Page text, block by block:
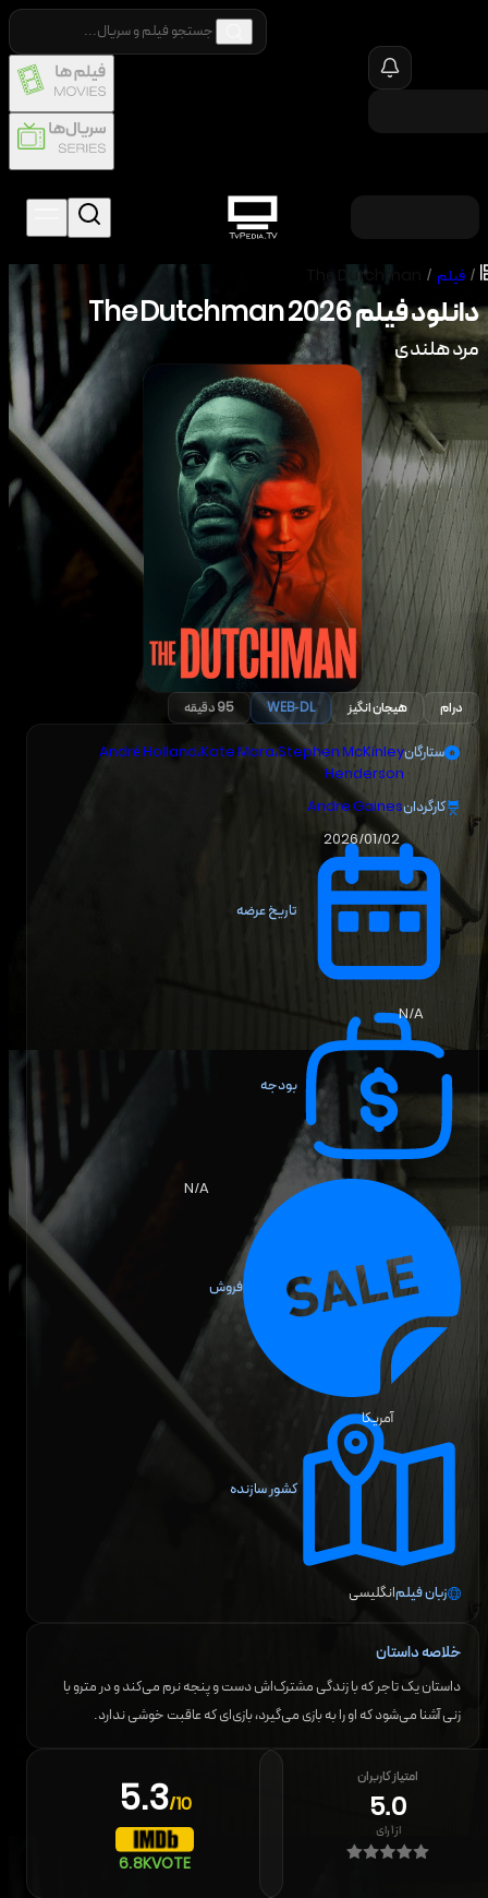
/ فیلم /
The Dutchman
دانلود فیلم2026
The Dutchman
مرد هلندی
درام هیجان انگیز WEB-DL 95 دقیقه
ستارگان André Holland،Kate Mara،Stephen McKinley
Henderson
کارگردانAndre Gaines
تاریخ عرضه
2026/01/02
بودجه
N/A
فروش
N/A
کشور سازنده
آمریکا
زبان فیلمانگلیسی
خلاصه داستان
داستان یک تاجر که با زندگی مشترک‌اش دست و پنجه نرم می‌کند و در مترو با
زنی آشنا می‌شود که او را به بازی می‌گیرد، بازی‌ای که عاقبت خوشی ندارد.
5.3/10
6.8KVOTE
امتیاز کاربران
5.0
از۱رای